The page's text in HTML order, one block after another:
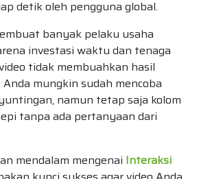
detik oleh pengguna global.
banyak pelaku usaha
investasi waktu dan tenaga
tidak membuahkan hasil
mungkin sudah mencoba
namun tetap saja kolom
tanpa ada pertanyaan dari
mendalam mengenai Interaksi